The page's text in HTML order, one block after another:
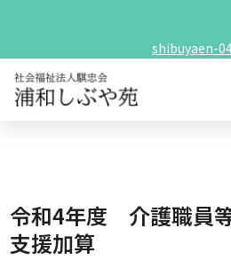
shibuyaen-
令和4年度 介護職員
支援加算